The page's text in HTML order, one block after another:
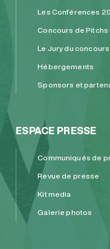
Les Conférences
Concours de
Le Jury du
Hébergements
Sponsors et
ESPACE PRESSE
Communiqués de
Revue de presse
Kit media
Galerie photos